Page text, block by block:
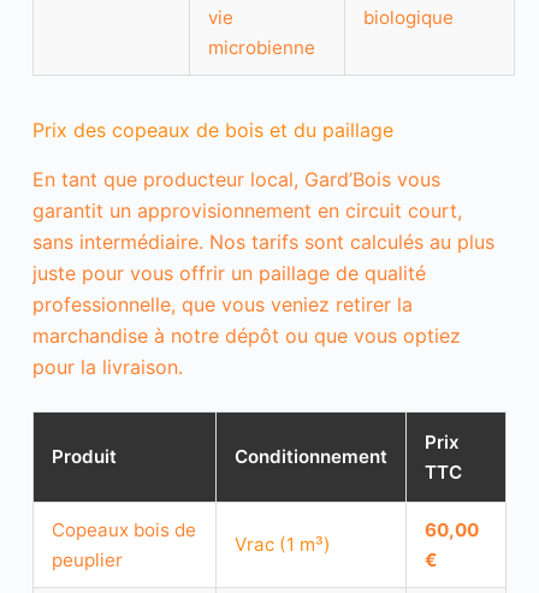
vie
microbienne
biologique
Prix des copeaux de bois et du paillage
En tant que producteur local, Gard’Bois vous
garantit un approvisionnement en circuit court,
sans intermédiaire. Nos tarifs sont calculés au plus
juste pour vous offrir un paillage de qualité
professionnelle, que vous veniez retirer la
marchandise à notre dépôt ou que vous optiez
pour la livraison.
Produit Conditionnement
Prix
TTC
Copeaux bois de
peuplier
Vrac (1 m³)
60,00
€